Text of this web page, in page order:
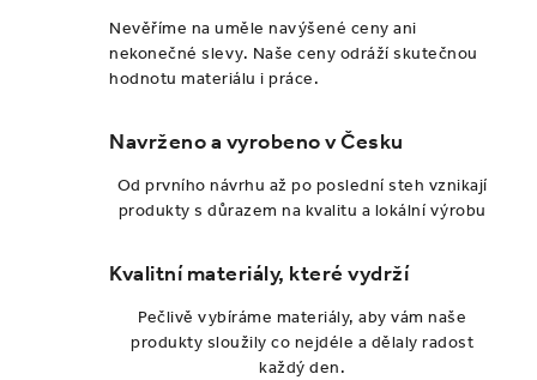
Nevěříme na uměle navýšené ceny ani
nekonečné slevy. Naše ceny odráží skutečnou
hodnotu materiálu i práce.
Navrženo a vyrobeno v Česku
Od prvního návrhu až po poslední steh vznikají
produkty s důrazem na kvalitu a lokální výrobu
Kvalitní materiály, které vydrží
Pečlivě vybíráme materiály, aby vám naše
produkty sloužily co nejdéle a dělaly radost
každý den.